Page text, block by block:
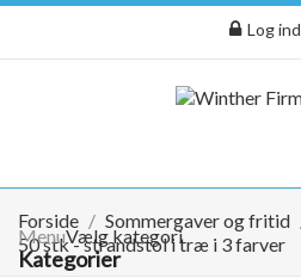
Log ind
MenuVælg kategori
Kategorier
Forside Sommergaver og fritid
50 stk - strandstol i træ i 3 farver